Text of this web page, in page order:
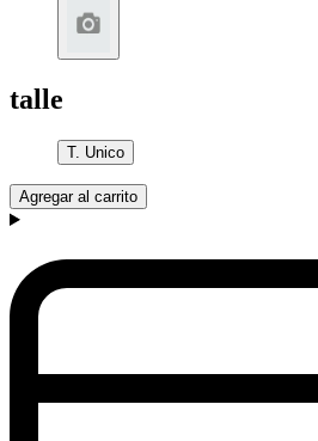
talle
T. Unico
Agregar al carrito